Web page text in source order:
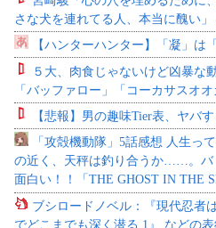
さな犬を連れてる人、本当に醜い
【ハンターハンター】「凝」は
５大、肉食じゃないけど凶暴な
「バッファロー」「コーカサスオオ
【悲報】男の趣味Tier表、ヤバ
「攻殻機動隊」5話感想 人生っ
の近く、天秤は釣り合うか……。バ
面白い！！「THE GHOST IN THE
ブシロードノベル：『現代忍者
でどこまでも深く潜る 1』 などの